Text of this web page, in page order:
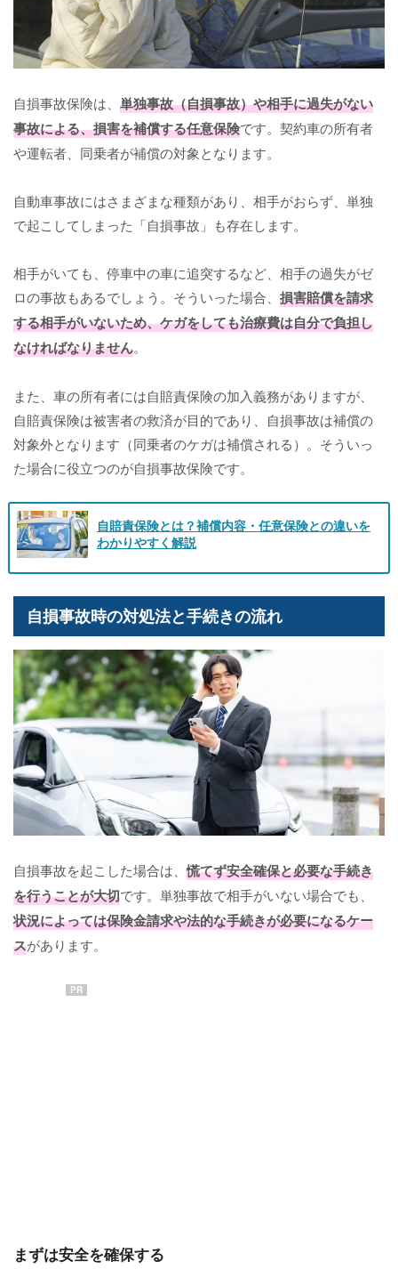
自損事故保険は、 単独事故（自損事故）や相手に過失がない
事故による、損害を補償する任意保険です。契約車の所有者
や運転者、同乗者が補償の対象となります。
自動車事故にはさまざまな種類があり、相手がおらず、単独
で起こしてしまった「自損事故」も存在します。
相手がいても、停車中の車に追突するなど、相手の過失がゼ
ロの事故もあるでしょう。そういった場合、 損害賠償を請求
する相手がいないため、ケガをしても治療費は自分で負担し
なければなりません。
また、車の所有者には自賠責保険の加入義務がありますが、
自賠責保険は被害者の救済が目的であり、自損事故は補償の
対象外となります（同乗者のケガは補償される）。そういっ
た場合に役立つのが自損事故保険です。
自賠責保険とは？補償内容・任意保険との違いを
わかりやすく解説
自損事故時の対処法と手続きの流れ
自損事故を起こした場合は、慌てず安全確保と必要な手続き
を行うことが大切です。単独事故で相手がいない場合でも、
状況によっては保険金請求や法的な手続きが必要になるケー
スがあります。
PR
まずは安全を確保する